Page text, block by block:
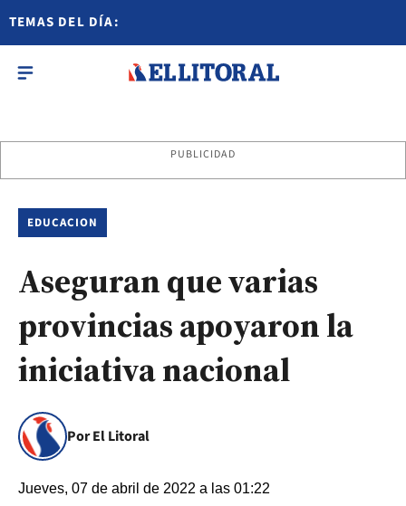
TEMAS DEL DÍA:
PUBLICIDAD
EDUCACION
Aseguran que varias
provincias apoyaron la
iniciativa nacional
Por El Litoral
Jueves, 07 de abril de 2022 a las 01:22